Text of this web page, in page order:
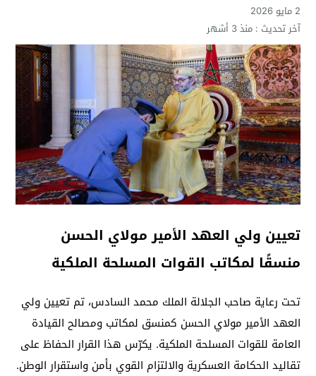
2 مايو 2026
آخر تحديث :منذ 3 أشهر
تعيين ولي العهد الأمير مولاي الحسن
منسقًا لمكاتب القوات المسلحة الملكية
تحت رعاية صاحب الجلالة الملك محمد السادس، تم تعيين ولي
العهد الأمير مولاي الحسن كمنسق لمكاتب ومصالح القيادة
العامة للقوات المسلحة الملكية. يكرّس هذا القرار الحفاظ على
تقاليد الحكامة العسكرية والالتزام القوي بأمن واستقرار الوطن.